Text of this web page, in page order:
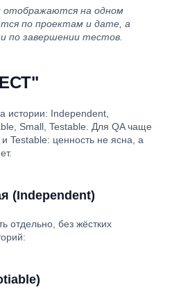
отображаются на одном
по проектам и дате, а
по завершении тестов.
истории: Independent,
Small, Testable. Для QA чаще
Testable: ценность не ясна, а
(Independent)
отдельно, без жёстких